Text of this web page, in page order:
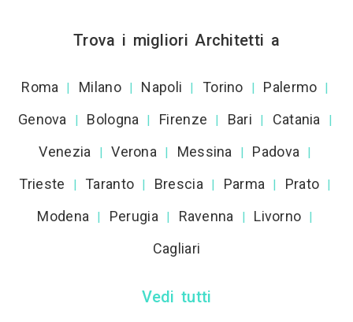
Trova i migliori Architetti a
Roma | Milano | Napoli | Torino | Palermo |
Genova | Bologna | Firenze | Bari | Catania |
Venezia | Verona | Messina | Padova |
Trieste | Taranto | Brescia | Parma | Prato |
Modena | Perugia | Ravenna | Livorno |
Cagliari
Vedi tutti